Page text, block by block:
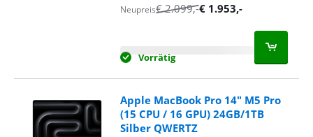
Neupreis€2.099,-€ 1.953,-
Vorrätig
Apple MacBook Pro 14" M5 Pro
(15 CPU / 16 GPU) 24GB/1TB
Silber QWERTZ